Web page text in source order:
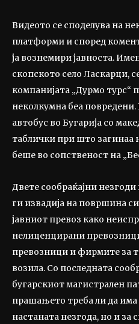
Видеото се споделува на
платформи и според
ја вознемири јавноста.
скопското село Ласкарци,
компанијата „Дурмо турс“
неколкумна беа повредени.
автобус во Бугарија со
таблички при што загинаа
беше во сопственост на
Двете сообраќајни
ги извадија на површина
јавниот превоз како
нелиценцирани
превозници и фирмите за
возила. Со последната
бугарскиот магистрален
прашањето треба ли да
настаната незгода, но и за